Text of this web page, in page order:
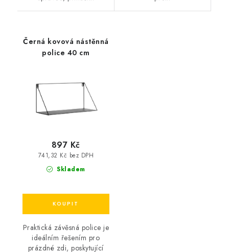
Černá kovová nástěnná
police 40 cm
Skladem
741,32 Kč bez DPH
897 Kč
Praktická závěsná police je
ideálním řešením pro
prázdné zdi, poskytující